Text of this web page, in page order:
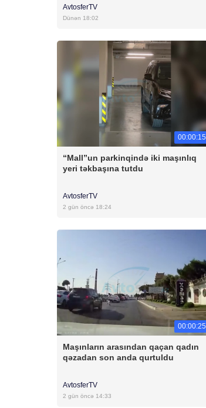
AvtosferTV
Dünən 18:02
00:00:15
“Mall”un parkinqində iki maşınlıq
yeri təkbaşına tutdu
AvtosferTV
2 gün öncə 18:24
00:00:25
Maşınların arasından qaçan qadın
qəzadan son anda qurtuldu
AvtosferTV
2 gün öncə 14:33